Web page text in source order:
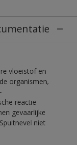
vloeistof en
organismen,
reactie
gevaarlijke
niet